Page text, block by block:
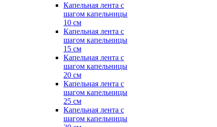
Капельная лента с
шагом капельницы
10 см
Капельная лента с
шагом капельницы
15 см
Капельная лента с
шагом капельницы
20 см
Капельная лента с
шагом капельницы
25 см
Капельная лента с
шагом капельницы